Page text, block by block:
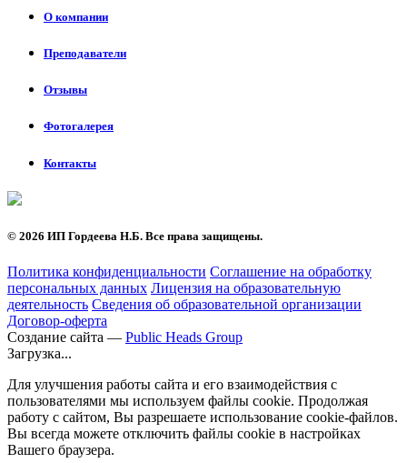
О компании
Преподаватели
Отзывы
Фотогалерея
Контакты
© 2026 ИП Гордеева Н.Б. Все права защищены.
Политика конфиденциальности Соглашение на обработку
персональных данных Лицензия на образовательную
деятельность Сведения об образовательной организации
Договор-оферта
Создание сайта — Public Heads Group
Загрузка...
Для улучшения работы сайта и его взаимодействия с
пользователями мы используем файлы cookie. Продолжая
работу с сайтом, Вы разрешаете использование cookie-файлов.
Вы всегда можете отключить файлы cookie в настройках
Вашего браузера.